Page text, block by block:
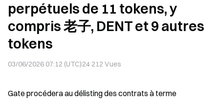
perpétuels de 11 tokens, y
compris 老子, DENT et 9 autres
tokens
03/06/2026 07:12 (UTC)24 212 Vues
Gate procédera au délisting des contrats à terme